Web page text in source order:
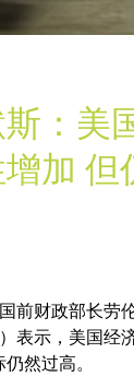
：美
加 但
前财政部长劳
）表示，美国经
然过高。